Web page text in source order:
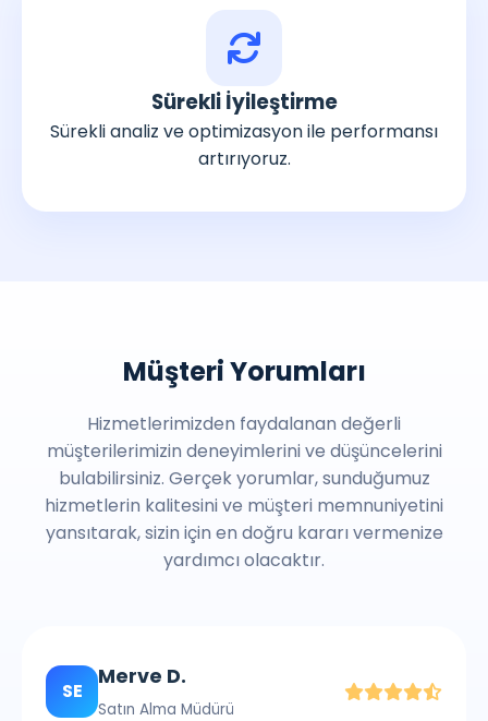
Sürekli İyileştirme
Sürekli analiz ve optimizasyon ile performansı
artırıyoruz.
Müşteri Yorumları
Hizmetlerimizden faydalanan değerli
müşterilerimizin deneyimlerini ve düşüncelerini
bulabilirsiniz. Gerçek yorumlar, sunduğumuz
hizmetlerin kalitesini ve müşteri memnuniyetini
yansıtarak, sizin için en doğru kararı vermenize
yardımcı olacaktır.
SE
Merve D.
Satın Alma Müdürü